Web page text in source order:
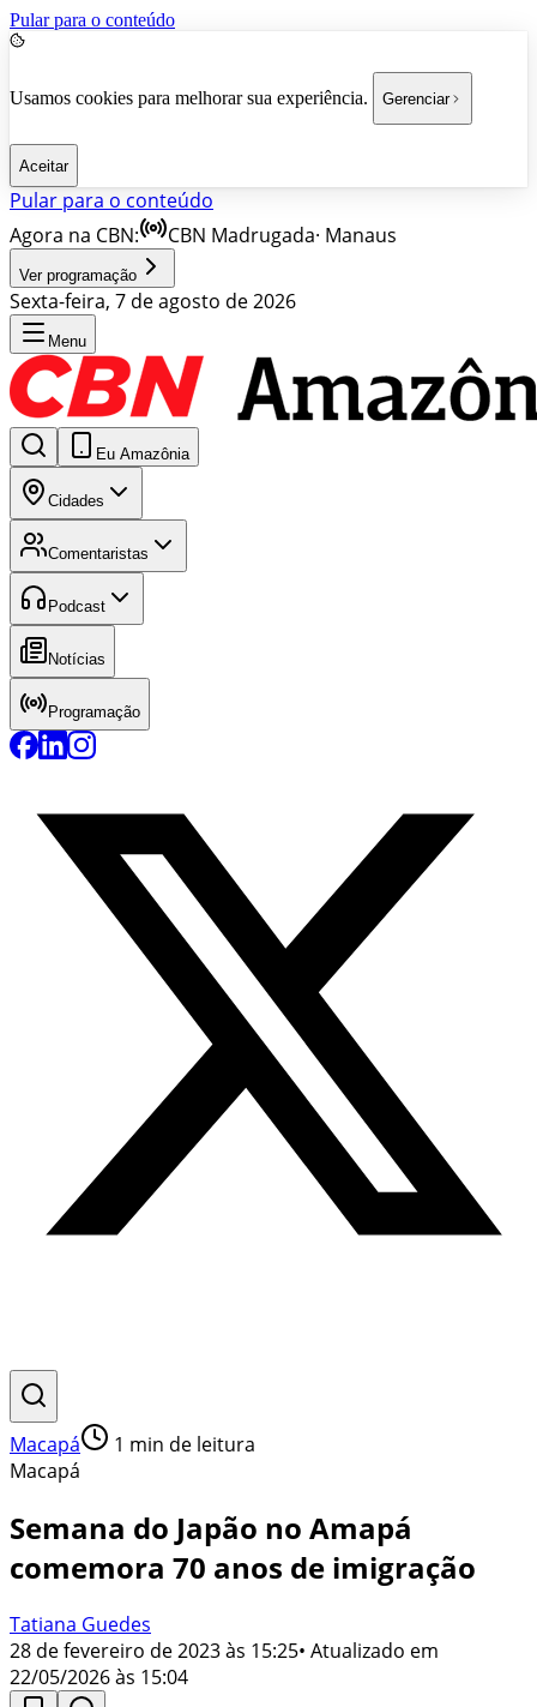
Pular para o conteúdo
Usamos cookies para melhorar sua experiência. Gerenciar
Aceitar
Pular para o conteúdo
Agora na CBN:
CBN Madrugada· Manaus
Ver programação
Sexta-feira, 7 de agosto de 2026
Menu
Eu Amazônia
Cidades
Comentaristas
Podcast
Notícias
Programação
Macapá 1 min de leitura
Macapá
Semana do Japão no Amapá
comemora 70 anos de imigração
Tatiana Guedes
28 de fevereiro de 2023 às 15:25• Atualizado em
22/05/2026 às 15:04